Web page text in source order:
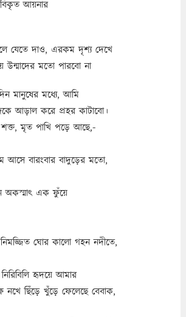
আয়নার
যেতে দাও, এরকম দৃশ্য দেখে
উন্মাদের মতো পারবো না
মানুষের মধ্যে, আমি
আড়াল করে প্রহর কাটাবো।
শক্ত, মৃত পাখি পড়ে আছে,-
আসে বারংবার বাদুড়ের মতো,
এক ফুঁয়ে
ঘোর কালো গহন নদীতে,
হৃদয়ে আমার
ছিঁড়ে খুঁড়ে ফেলেছে বেবাক,